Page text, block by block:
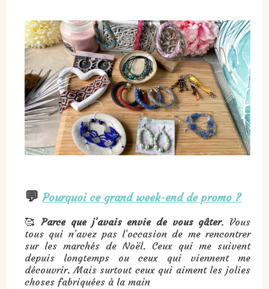
💬Pourquoi ce grand week-end de promo ?
🥰Parce que j’avais envie de vous gâter. Vous
tous qui n’avez pas l’occasion de me rencontrer
sur les marchés de Noël. Ceux qui me suivent
depuis longtemps ou ceux qui viennent me
découvrir. Mais surtout ceux qui aiment les jolies
choses fabriquées à la main